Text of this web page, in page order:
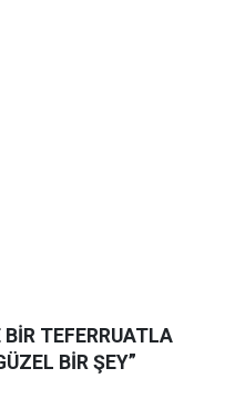
BİR TEFERRUATLA
BİR ŞEY”